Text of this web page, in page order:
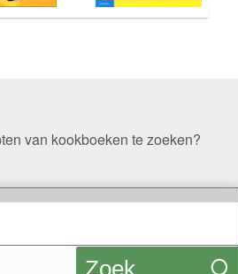
van kookboeken te zoeken?
Zoek